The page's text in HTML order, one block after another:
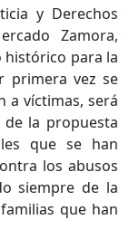
y Derechos
Zamora,
histórico para la
primera vez se
a víctimas, será
la propuesta
que se han
los abusos
siempre de la
que han